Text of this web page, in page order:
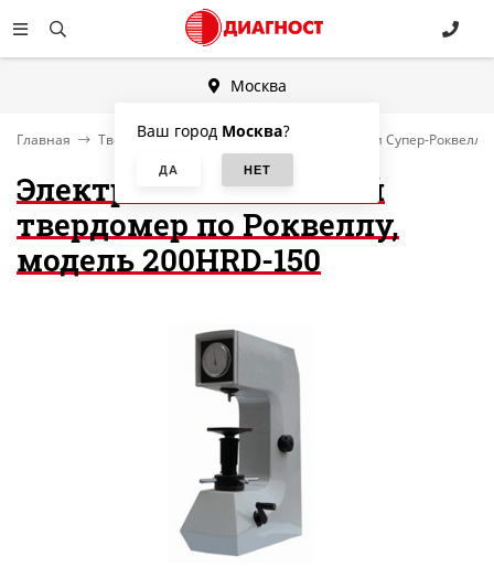
Москва
Ваш город Москва?
Главная Твердомеры Твердомеры по Роквеллу и Супер-Роквеллу
Электромеханический
твердомер по Роквеллу,
модель 200HRD-150